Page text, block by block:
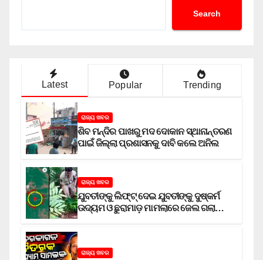
Search
Latest Popular Trending
ରାଜ୍ୟ ଖବର
ଶିବ ମନ୍ଦିର ପାଖରୁ ମଦ ଦୋକାନ ସ୍ଥାନାନ୍ତରଣ
ପାଇଁ ଜିଲ୍ଲା ପ୍ରଶାସନକୁ ଦାବି କଲେ ଅନିଲ
ରାଜ୍ୟ ଖବର
ଯୁବତୀଙ୍କୁ ଲିଫ୍‌ଟ୍‌ ଦେଇ ଯୁବତୀଙ୍କୁ ଦୁଷ୍କର୍ମ
ଉଦ୍ୟମ ଓ ଛୁରାମାଡ଼ ମାମଲାରେ ଜେଲ ଗଲା
ରାଜ୍ୟ ଖବର